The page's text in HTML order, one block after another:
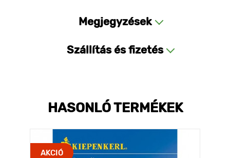
Megjegyzések
Szállítás és fizetés
HASONLÓ TERMÉKEK
AKCIÓ